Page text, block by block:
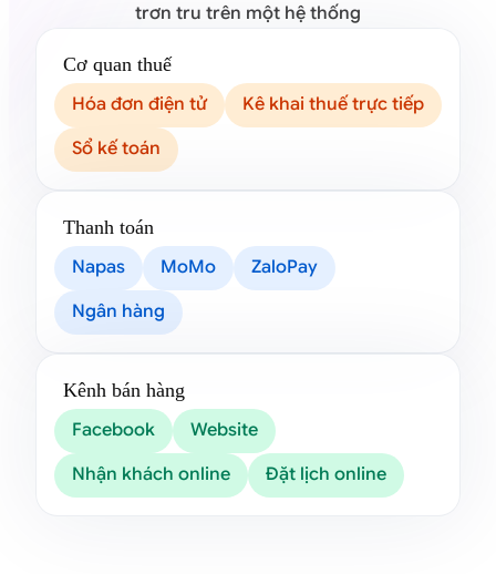
trơn tru trên một hệ thống
Cơ quan thuế
Hóa đơn điện tử
Kê khai thuế trực tiếp
Sổ kế toán
Thanh toán
Napas
MoMo
ZaloPay
Ngân hàng
Kênh bán hàng
Facebook
Website
Nhận khách online
Đặt lịch online